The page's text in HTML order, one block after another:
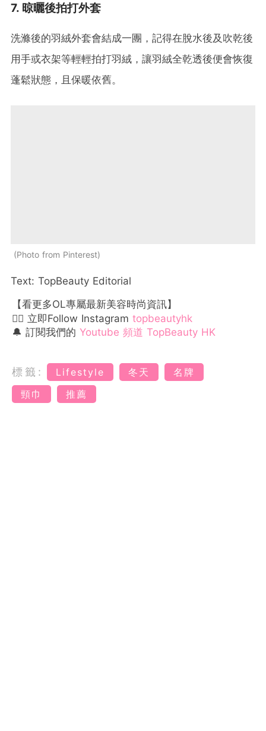
7. 晾曬後拍打外套
洗滌後的羽絨外套會結成一團，記得在脫水後及吹乾後
用手或衣架等輕輕拍打羽絨，讓羽絨全乾透後便會恢復
蓬鬆狀態，且保暖依舊。
Photo from Pinterest
Text: TopBeauty Editorial
【看更多OL專屬最新美容時尚資訊】
👉🏻 立即Follow Instagram topbeautyhk
🔔 訂閱我們的 Youtube 頻道 TopBeauty HK
標籤: Lifestyle 冬天
名牌
頸巾
推薦